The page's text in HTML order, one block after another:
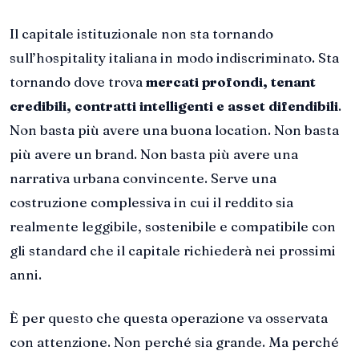
Il capitale istituzionale non sta tornando
sull’hospitality italiana in modo indiscriminato. Sta
tornando dove trova mercati profondi, tenant
credibili, contratti intelligenti e asset difendibili.
Non basta più avere una buona location. Non basta
più avere un brand. Non basta più avere una
narrativa urbana convincente. Serve una
costruzione complessiva in cui il reddito sia
realmente leggibile, sostenibile e compatibile con
gli standard che il capitale richiederà nei prossimi
anni.
È per questo che questa operazione va osservata
con attenzione. Non perché sia grande. Ma perché